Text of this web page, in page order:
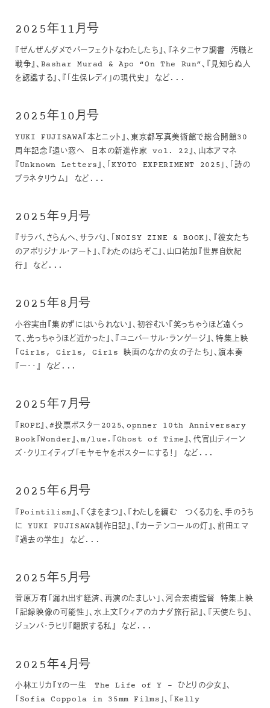
2025年11月号
『ぜんぜんダメでパーフェクトなわたしたち』、『ネタニヤフ調書 汚職と
戦争』、Bashar Murad & Apo “On The Run”、『見知らぬ人
を認識する』、『「生保レディ」の現代史』 など...
2025年10月号
YUKI FUJISAWA『本とニット』、東京都写真美術館で総合開館30
周年記念『遠い窓へ 日本の新進作家 vol. 22』、山本アマネ
『Unknown Letters』、「KYOTO EXPERIMENT 2025」、「詩の
プラネタリウム」 など...
2025年9月号
『サラバ、さらんへ、サラバ』、「NOISY ZINE & BOOK」、『彼女たち
のアボリジナル・アート』、『わたのはらぞこ』、山口祐加『世界自炊紀
行』 など...
2025年8月号
小谷実由『集めずにはいられない』、初谷むい『笑っちゃうほど遠くっ
て、光っちゃうほど近かった』、『ユニバーサル・ランゲージ』、特集上映
「Girls, Girls, Girls 映画のなかの女の子たち」、濵本奏
『ー・・』 など...
2025年7月号
『ROPE』、#投票ポスター2025、opnner 10th Anniversary
Book『Wonder』、m/lue.『Ghost of Time』、代官山ティーン
ズ・クリエイティブ「モヤモヤをポスターにする！」 など...
2025年6月号
『Pointilism』、『くまをまつ』、『わたしを編む つくる力を、手のうち
に YUKI FUJISAWA制作日記』、『カーテンコールの灯』、前田エマ
『過去の学生』 など...
2025年5月号
菅原万有「漏れ出す経済、再演のたましい」、河合宏樹監督 特集上映
「記録映像の可能性」、水上文『クィアのカナダ旅行記』、『天使たち』、
ジュンパ・ラヒリ『翻訳する私』 など...
2025年4月号
小林エリカ『Yの一生 The Life of Y – ひとりの少女』、
「Sofia Coppola in 35mm Films」、「Kelly